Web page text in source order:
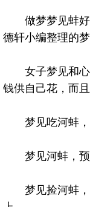
做梦梦见蚌好
德轩小编整理的
女子梦见和心
钱供自己花，而且
梦见吃河蚌，
梦见河蚌，预
梦见捡河蚌，